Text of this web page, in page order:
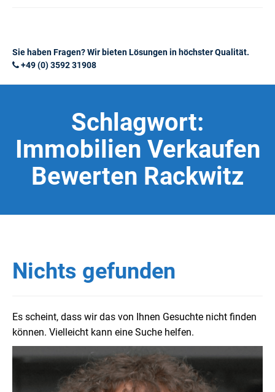
Sie haben Fragen? Wir bieten Lösungen in höchster Qualität.
+49 (0) 3592 31908
Schlagwort:
Immobilien Verkaufen
Bewerten Rackwitz
Nichts gefunden
Es scheint, dass wir das von Ihnen Gesuchte nicht finden
können. Vielleicht kann eine Suche helfen.